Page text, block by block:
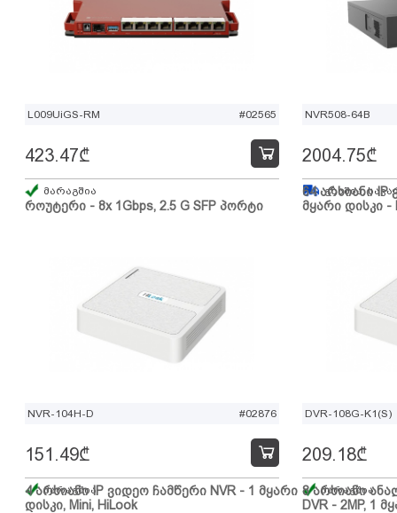
L009UiGS-RM #02565
როუტერი - 8x 1Gbps, 2.5 G SFP პორტი
423.47₾
მარაგშია
NVR508-64B
64 არხიანი IP
მყარი დისკი -
2004.75₾
გზაშია,
NVR-104H-D #02876
4 არხიანი IP ვიდეო ჩამწერი NVR - 1 მყარი
დისკი, Mini, HiLook
151.49₾
მარაგშია
DVR-108G-K1(S)
8 არხიანი
DVR - 2MP, 1
209.18₾
მარაგშია